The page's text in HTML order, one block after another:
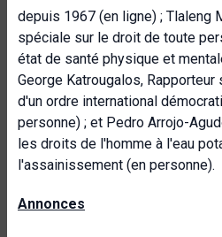
depuis 1967 (en ligne) ; Tlaleng
spéciale sur le droit de toute
état de santé physique et
George Katrougalos,
d'un ordre international
personne) ; et Pedro Arrojo-
les droits de l'homme à l'eau
l'assainissement (en personne).
Annonces